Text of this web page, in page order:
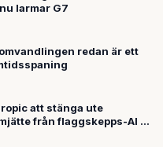
larmar G7
redan är ett
att stänga ute
från flaggskepps-AI —
att utlösa åtgärder